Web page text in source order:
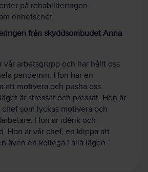
på rehabiliteringen
enhetschef.
från skyddsombudet Anna
vår arbetsgrupp och har hållt oss
pandemin. Hon har en
att motivera och pusha oss
är stressat och pressat. Hon är
som lyckas motivera och
Hon är idérik och
Hon är vår chef, en klippa att
även en kollega i alla lägen.”